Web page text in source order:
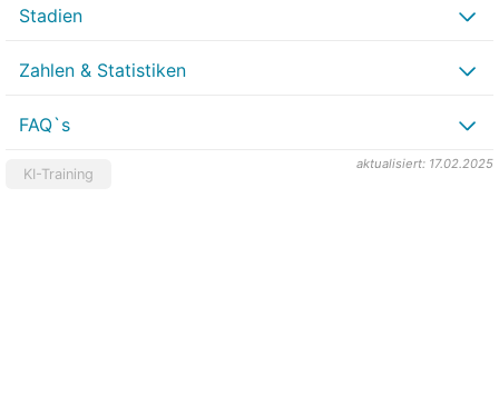
Stadien
Zahlen & Statistiken
FAQ`s
aktualisiert: 17.02.2025
KI-Training